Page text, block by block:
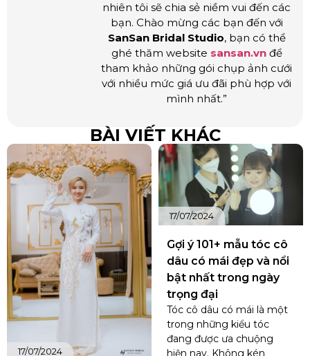
nhiên tôi sẽ chia sẻ niềm vui đến các
bạn. Chào mừng các bạn đến với
SanSan Bridal Studio, bạn có thể
ghé thăm website sansan.vnđể
tham khảo những gói chụp ảnh cưới
với nhiều mức giá ưu đãi phù hợp với
mình nhất.”
BÀI VIẾT KHÁC
17/07/2024
17/07/2024
Gợi ý 101+ mẫu tóc cô
dâu có mái đẹp và nổi
bật nhất trong ngày
trọng đại
Tóc cô dâu có mái là một
trong những kiểu tóc
đang được ưa chuộng
hiện nay. Không kén